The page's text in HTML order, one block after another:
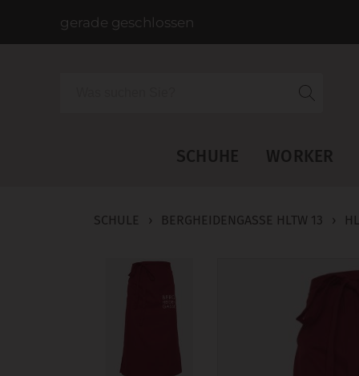
gerade geschlossen
SCHUHE WORKER
SCHULE › BERGHEIDENGASSE HLTW 13 ›